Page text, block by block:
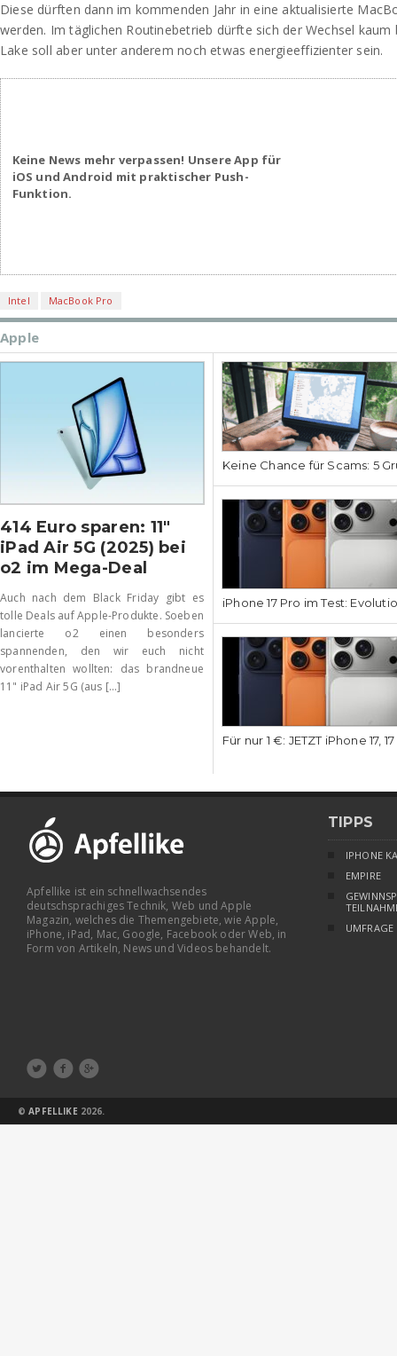
Diese dürften dann im kommenden Jahr in eine aktualisierte
werden. Im täglichen Routinebetrieb dürfte sich der Wechsel kaum
Lake soll aber unter anderem noch etwas energieeffizienter sein.
Keine News mehr verpassen! Unsere App für
iOS und Android mit praktischer Push-
Funktion.
Intel MacBook Pro
Apple
414 Euro sparen: 11″
iPad Air 5G (2025) bei
o2 im Mega-Deal
Auch nach dem Black Friday gibt es
tolle Deals auf Apple-Produkte. Soeben
lancierte o2 einen besonders
spannenden, den wir euch nicht
vorenthalten wollten: das brandneue
11" iPad Air 5G (aus [...]
Keine Chance für Scams: 5
iPhone 17 Pro im Test:
Für nur 1 €: JETZT iPhone 17,
Apfellike ist ein schnellwachsendes
deutschsprachiges Technik, Web und Apple
Magazin, welches die Themengebiete, wie Apple,
iPhone, iPad, Mac, Google, Facebook oder Web, in
Form von Artikeln, News und Videos behandelt.
  
TIPPS
IPHONE
EMPIRE
UMFRAGE
©APFELLIKE 2026.